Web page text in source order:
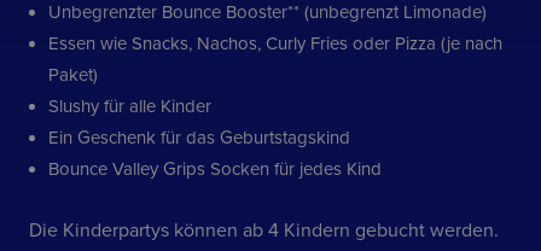
Unbegrenzter Bounce Booster** (unbegrenzt Limonade)
Essen wie Snacks, Nachos, Curly Fries oder Pizza (je nach
Paket)
Slushy für alle Kinder
Ein Geschenk für das Geburtstagskind
Bounce Valley Grips Socken für jedes Kind
Die Kinderpartys können ab 4 Kindern gebucht werden.